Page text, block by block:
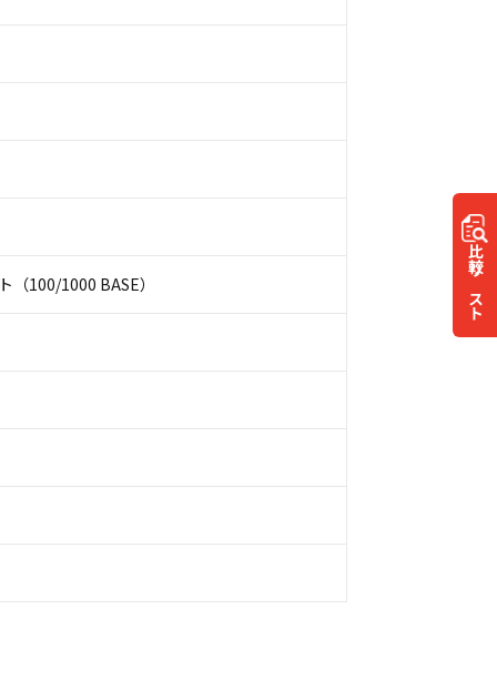
比較
リスト
（100/1000 BASE）